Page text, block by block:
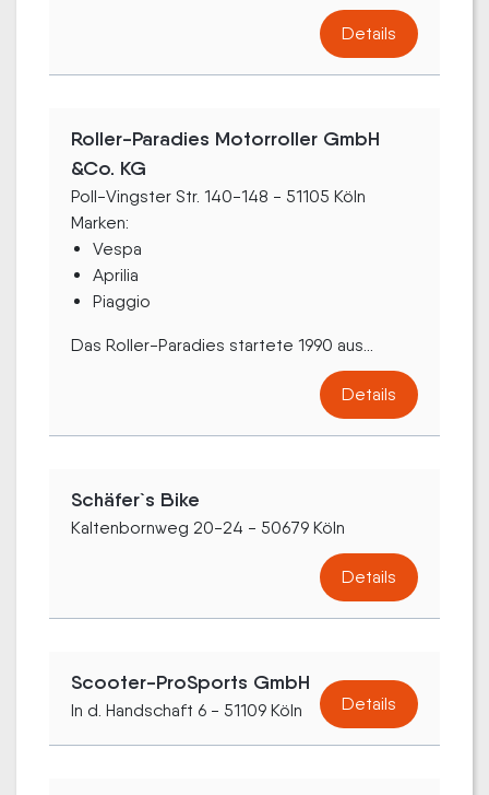
Details
Roller-Paradies Motorroller GmbH
&Co. KG
Poll-Vingster Str. 140-148 - 51105 Köln
Marken:
Vespa
Aprilia
Piaggio
Das Roller-Paradies startete 1990 aus...
Details
Schäfer`s Bike
Kaltenbornweg 20-24 - 50679 Köln
Details
Scooter-ProSports GmbH
In d. Handschaft 6 - 51109 Köln Details